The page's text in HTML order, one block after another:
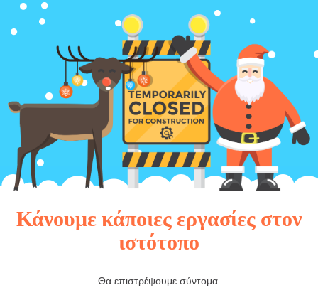
Κάνουμε κάποιες εργασίες στον
ιστότοπο
Θα επιστρέψουμε σύντομα.